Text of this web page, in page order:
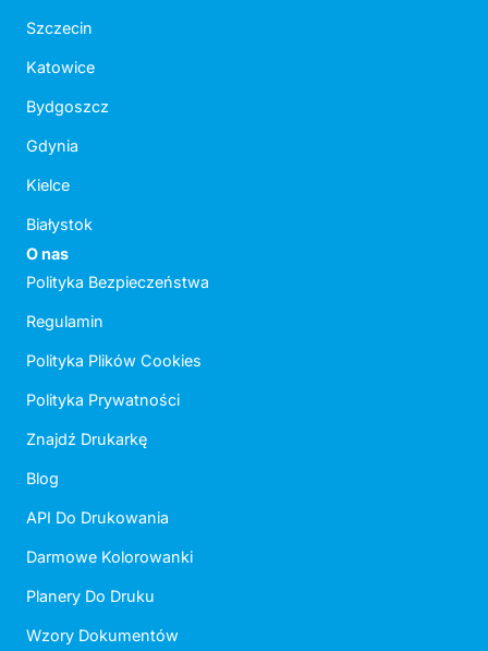
Szczecin
Katowice
Bydgoszcz
Gdynia
Kielce
Białystok
O nas
Polityka Bezpieczeństwa
Regulamin
Polityka Plików Cookies
Polityka Prywatności
Znajdź Drukarkę
Blog
API Do Drukowania
Darmowe Kolorowanki
Planery Do Druku
Wzory Dokumentów